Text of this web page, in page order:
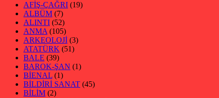
AFİŞ-ÇAĞRI (19)
ALBÜM (7)
ALINTI (52)
ANMA (105)
ARKEOLOJİ (3)
ATATÜRK (51)
BALE (39)
BAROK-ŞAN (1)
BİENAL (1)
BİLDİRİ SANAT (45)
BİLİM (2)